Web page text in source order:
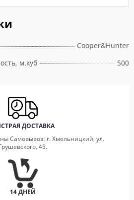
Cooper&Hunter
м.куб
500
ДОСТАВКА
Самовывоз: г. Хмельницкий, ул.
45.
14 ДНЕЙ